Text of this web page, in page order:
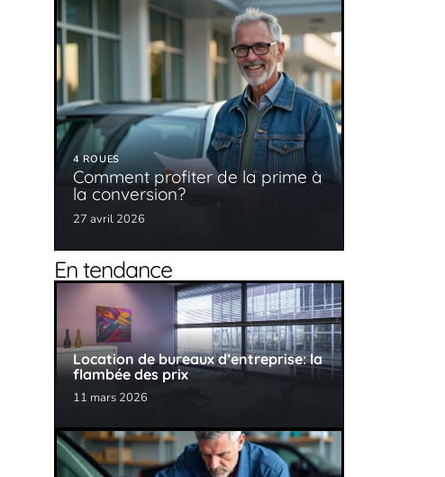
4 ROUES
Comment profiter de la prime à
la conversion?
27 avril 2026
En tendance
Location de bureaux d’entreprise: la
flambée des prix
11 mars 2026